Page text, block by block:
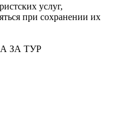
услуг,
при сохранении их
ЗА ТУР